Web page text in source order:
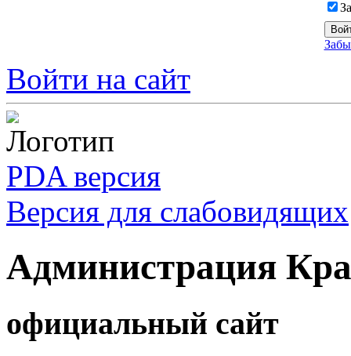
Войти на сайт
PDA версия
Версия для слабовидящих
Администрация
официальный сайт